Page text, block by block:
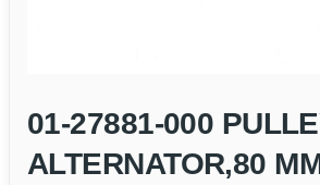
01-27881-000
ALTERNATOR,80